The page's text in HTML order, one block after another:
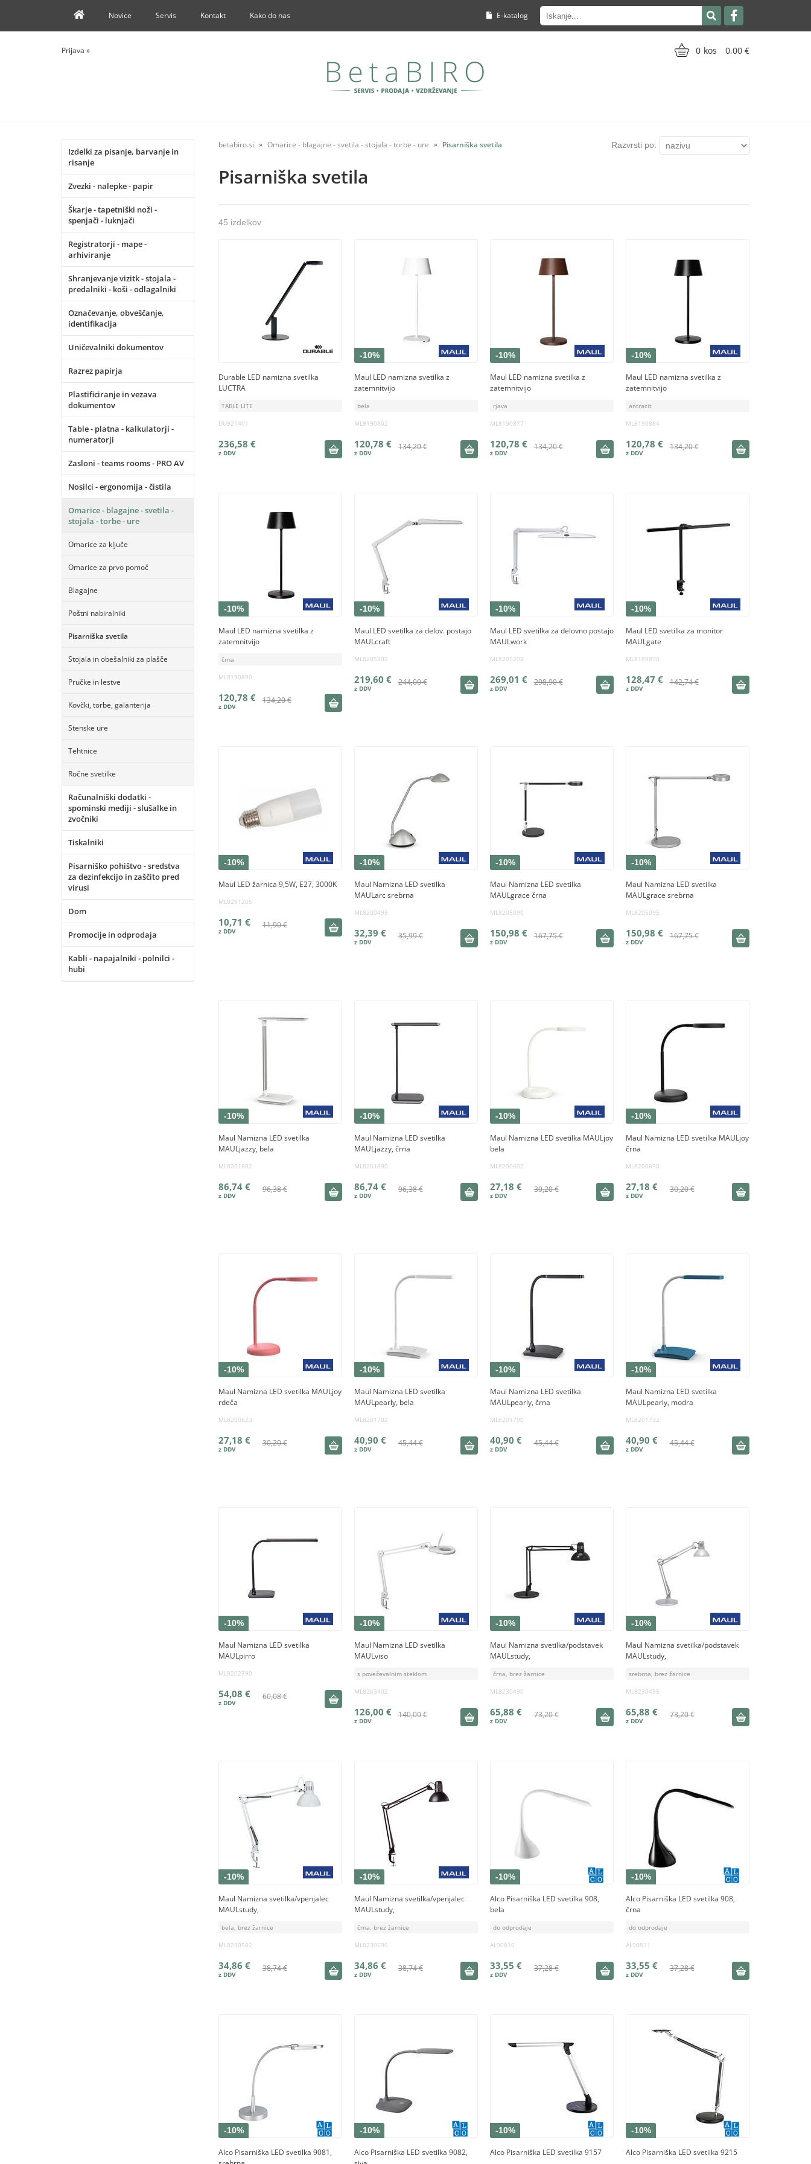
E-katalog
Novice Servis Kontakt Kako do nas
0 0,00
Prijava »
Izdelki za pisanje, barvanje in
risanje
Zvezki - nalepke - papir
Škarje - tapetniški noži -
spenjači - luknjači
Registratorji - mape -
arhiviranje
Shranjevanje vizitk - stojala -
predalniki - koši - odlagalniki
Označevanje, obveščanje,
identifikacija
Uničevalniki dokumentov
Razrez papirja
Plastificiranje in vezava
dokumentov
Table - platna - kalkulatorji -
numeratorji
Zasloni - teams rooms - PRO AV
Nosilci - ergonomija - čistila
Omarice - blagajne - svetila -
stojala - torbe - ure
Omarice za ključe
Omarice za prvo pomoč
Blagajne
Poštni nabiralniki
Pisarniška svetila
Stojala in obešalniki za plašče
Pručke in lestve
Kovčki, torbe, galanterija
Stenske ure
Tehtnice
Ročne svetilke
Računalniški dodatki -
spominski mediji - slušalke in
zvočniki
Tiskalniki
Pisarniško pohištvo - sredstva
za dezinfekcijo in zaščito pred
virusi
Dom
Promocije in odprodaja
Kabli - napajalniki - polnilci -
hubi
betabiro.si Omarice - blagajne - svetila - stojala - torbe - ure Pisarniška svetila Razvrsti po:
Pisarniška svetila
45 izdelkov
Durable LED namizna svetilka
LUCTRA
TABLE LITE
DU921401
236,58 €
-10%
Maul LED namizna svetilka z
zatemnitvijo
bela
ML8190802
134,20 €
120,78 €
-10%
Maul LED namizna svetilka z
zatemnitvijo
rjava
ML8190877
134,20 €
120,78 €
-10%
Maul LED namizna svetilka z
zatemnitvijo
antracit
ML8190884
134,20 €
120,78 €
-10%
Maul LED namizna svetilka z
zatemnitvijo
črna
ML8190890
134,20 €
120,78 €
-10%
Maul LED svetilka za delov. postajo
MAULcraft
ML8205302
244,00 €
219,60 €
-10%
Maul LED svetilka za delovno postajo
MAULwork
ML8205202
298,90 €
269,01 €
-10%
Maul LED svetilka za monitor
MAULgate
ML8189890
142,74 €
128,47 €
-10%
Maul LED žarnica 9,5W, E27, 3000K
ML8291205
11,90 €
10,71 €
-10%
Maul Namizna LED svetilka
MAULarc srebrna
ML8200495
35,99 €
32,39 €
-10%
Maul Namizna LED svetilka
MAULgrace črna
ML8205090
167,75 €
150,98 €
-10%
Maul Namizna LED svetilka
MAULgrace srebrna
ML8205095
167,75 €
150,98 €
-10%
Maul Namizna LED svetilka
MAULjazzy, bela
ML8201802
96,38 €
86,74 €
-10%
Maul Namizna LED svetilka
MAULjazzy, črna
ML8201890
96,38 €
86,74 €
-10%
Maul Namizna LED svetilka MAULjoy
bela
ML8200602
30,20 €
27,18 €
-10%
Maul Namizna LED svetilka MAULjoy
črna
ML8200690
30,20 €
27,18 €
-10%
Maul Namizna LED svetilka MAULjoy
rdeča
ML8200623
30,20 €
27,18 €
-10%
Maul Namizna LED svetilka
MAULpearly, bela
ML8201702
45,44 €
40,90 €
-10%
Maul Namizna LED svetilka
MAULpearly, črna
ML8201790
45,44 €
40,90 €
-10%
Maul Namizna LED svetilka
MAULpearly, modra
ML8201732
45,44 €
40,90 €
-10%
Maul Namizna LED svetilka
MAULpirro
ML8202790
60,08 €
54,08 €
-10%
Maul Namizna LED svetilka
MAULviso
s povečevalnim steklom
ML8263402
140,00 €
126,00 €
-10%
Maul Namizna svetilka/podstavek
MAULstudy,
črna, brez žarnice
ML8230490
73,20 €
65,88 €
-10%
Maul Namizna svetilka/podstavek
MAULstudy,
srebrna, brez žarnice
ML8230495
73,20 €
65,88 €
-10%
Maul Namizna svetilka/vpenjalec
MAULstudy,
bela, brez žarnice
ML8230502
38,74 €
34,86 €
-10%
Maul Namizna svetilka/vpenjalec
MAULstudy,
črna, brez žarnice
ML8230590
38,74 €
34,86 €
-10%
Alco Pisarniška LED svetilka 908,
bela
do odprodaje
AL90810
37,28 €
33,55 €
-10%
Alco Pisarniška LED svetilka 908,
črna
do odprodaje
AL90811
37,28 €
33,55 €
-10%
Alco Pisarniška LED svetilka 9081,
-10%
Alco Pisarniška LED svetilka 9082,
-10%
Alco Pisarniška LED svetilka 9157
-10%
Alco Pisarniška LED svetilka 9215